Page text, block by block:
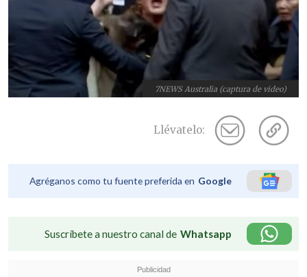
7NEWS Australia (captura de video)
Llévatelo:
Agréganos como tu fuente preferida en Google
Suscríbete a nuestro canal de Whatsapp